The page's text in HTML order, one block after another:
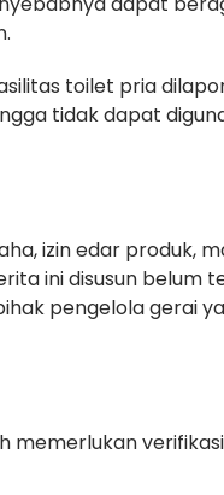
toilet pria
tidak dapat
izin edar produk,
ini disusun belum
pengelola gerai
memerlukan